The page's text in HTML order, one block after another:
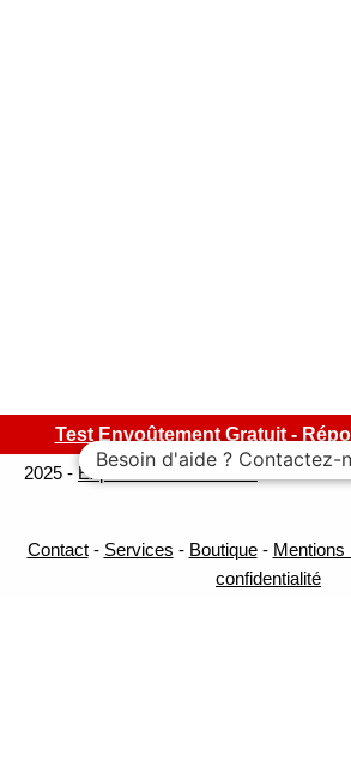
Test Envoûtement Gratuit -
2025 -Expert-Sorcellerie.com- Tous
Contact- Services - Boutique- Mentions
confidentialité
Besoin d'aide ? Contactez-